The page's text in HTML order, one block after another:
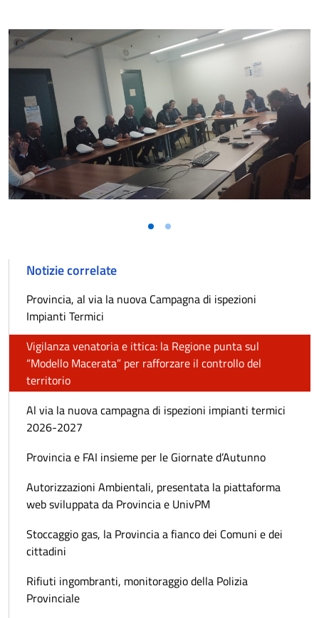
Notizie correlate
Provincia, al via la nuova Campagna di ispezioni
Impianti Termici
Vigilanza venatoria e ittica: la Regione punta sul
“Modello Macerata” per rafforzare il controllo del
territorio
Al via la nuova campagna di ispezioni impianti termici
2026-2027
Provincia e FAI insieme per le Giornate d’Autunno
Autorizzazioni Ambientali, presentata la piattaforma
web sviluppata da Provincia e UnivPM
Stoccaggio gas, la Provincia a fianco dei Comuni e dei
cittadini
Rifiuti ingombranti, monitoraggio della Polizia
Provinciale